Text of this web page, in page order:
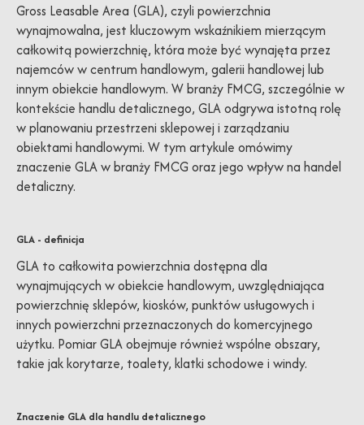
Gross Leasable Area (GLA), czyli powierzchnia
wynajmowalna, jest kluczowym wskaźnikiem mierzącym
całkowitą powierzchnię, która może być wynajęta przez
najemców w centrum handlowym, galerii handlowej lub
innym obiekcie handlowym. W branży FMCG, szczególnie w
kontekście handlu detalicznego, GLA odgrywa istotną rolę
w planowaniu przestrzeni sklepowej i zarządzaniu
obiektami handlowymi. W tym artykule omówimy
znaczenie GLA w branży FMCG oraz jego wpływ na handel
detaliczny.
GLA - definicja
GLA to całkowita powierzchnia dostępna dla
wynajmujących w obiekcie handlowym, uwzględniająca
powierzchnię sklepów, kiosków, punktów usługowych i
innych powierzchni przeznaczonych do komercyjnego
użytku. Pomiar GLA obejmuje również wspólne obszary,
takie jak korytarze, toalety, klatki schodowe i windy.
Znaczenie GLA dla handlu detalicznego